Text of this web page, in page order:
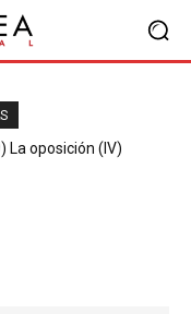
La oposición (IV)